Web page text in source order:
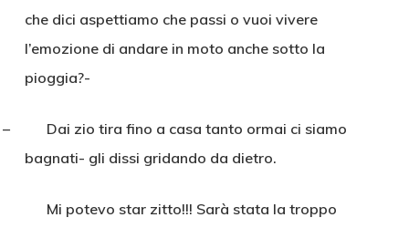
che dici aspettiamo che passi o vuoi vivere
l’emozione di andare in moto anche sotto la
pioggia?-
– Dai zio tira fino a casa tanto ormai ci siamo
bagnati- gli dissi gridando da dietro.
Mi potevo star zitto!!! Sarà stata la troppo